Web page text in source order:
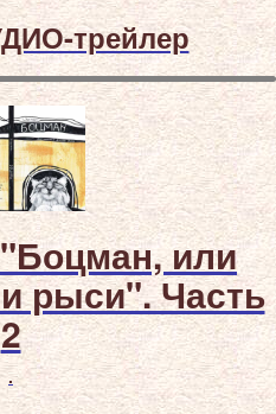
трейлер
или
рыси". Часть
2
.